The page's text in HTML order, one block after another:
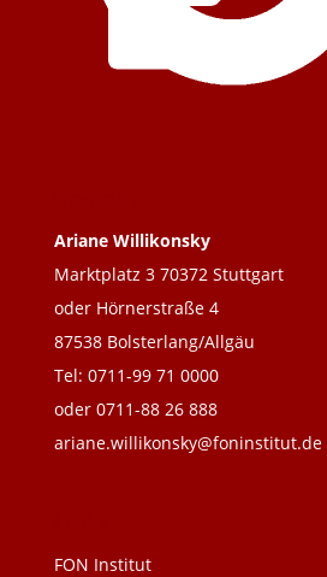
Ariane Willikonsky
Marktplatz 3 70372 Stuttgart
oder Hörnerstraße 4
87538 Bolsterlang/Allgäu
Tel: 0711-99 71 0000
oder 0711-88 26 888
ariane.willikonsky@foninstitut.de
FON Institut